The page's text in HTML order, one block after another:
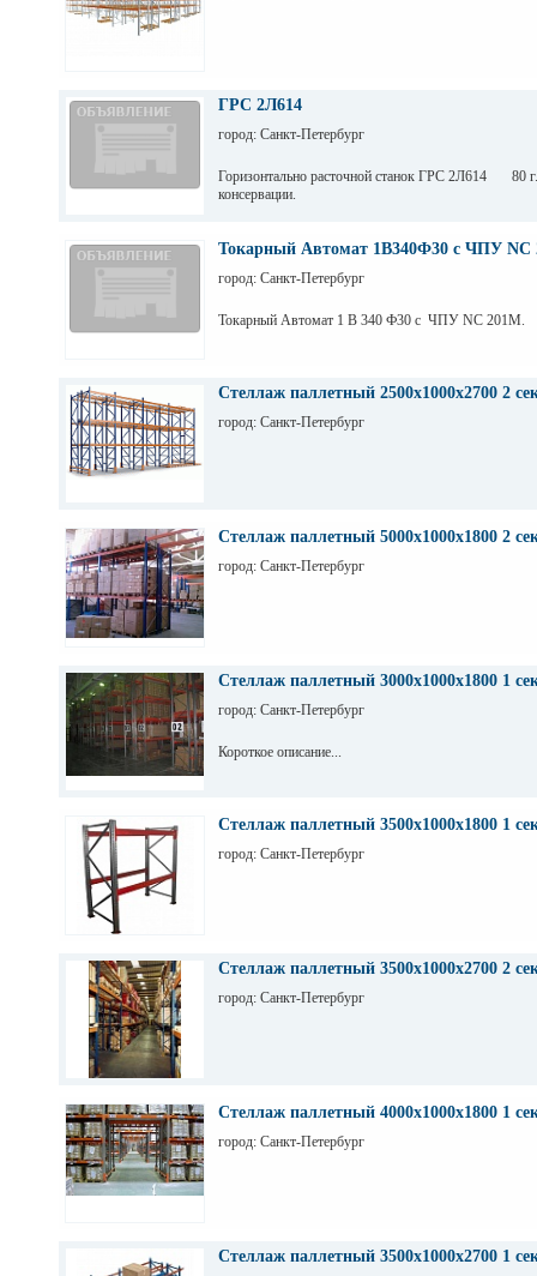
ГРС 2Л614
город: Санкт-Петербург
Горизонтально расточной станок ГРС 2Л614 80
консервации.
Токарный Автомат 1В340Ф30 с ЧПУ NC
город: Санкт-Петербург
Токарный Автомат 1 В 340 Ф30 с ЧПУ NC 201M.
Стеллаж паллетный 2500х1000х2700 2
город: Санкт-Петербург
Стеллаж паллетный 5000х1000х1800 2
город: Санкт-Петербург
Стеллаж паллетный 3000х1000х1800 1
город: Санкт-Петербург
Короткое описание...
Стеллаж паллетный 3500х1000х1800 1
город: Санкт-Петербург
Стеллаж паллетный 3500х1000х2700 2
город: Санкт-Петербург
Стеллаж паллетный 4000х1000х1800 1
город: Санкт-Петербург
Стеллаж паллетный 3500х1000х2700 1